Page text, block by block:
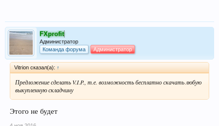
FXprofit
Администратор
Команда форума
Администратор
Vitrion сказал(а): ↑
Предложение сделать V.I.P., т.е. возможность бесплатно скачать любую
выкупленную складчину
Этого не будет